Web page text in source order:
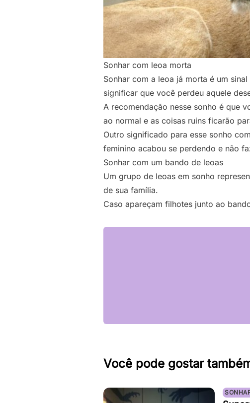
Sonhar com leoa morta
Sonhar com a leoa já morta é um
significar que você perdeu aquele
A recomendação nesse sonho é que
ao normal e as coisas ruins ficarão
Outro significado para esse sonho
feminino acabou se perdendo e não
Sonhar com um bando de leoas
Um grupo de leoas em sonho
de sua família.
Caso apareçam filhotes junto ao
Você pode gostar